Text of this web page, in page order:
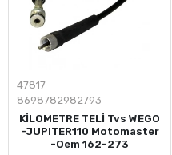
47817
8698782982793
KİLOMETRE TELİ Tvs WEGO
-JUPITER110 Motomaster
-Oem 162-273